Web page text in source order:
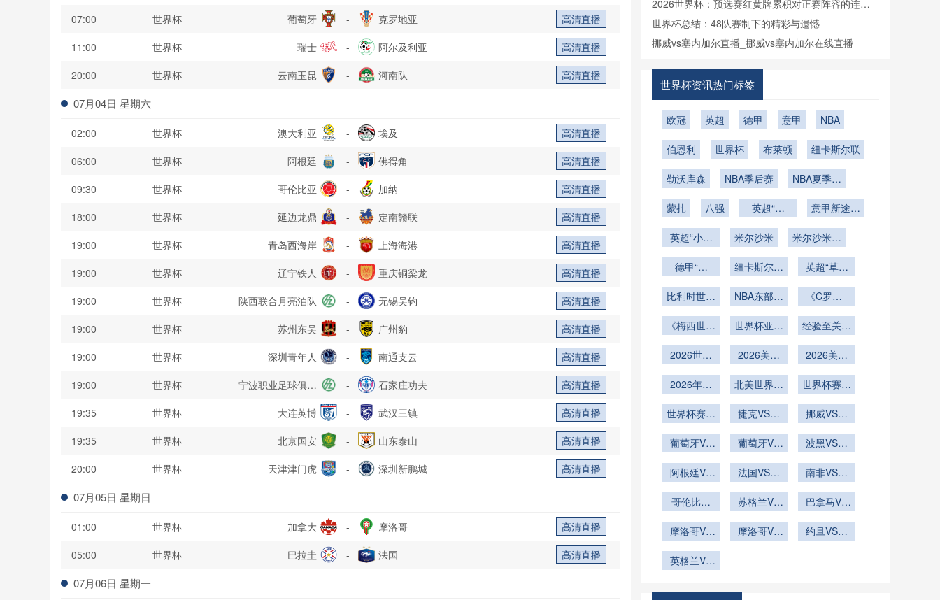
07:00
世界杯 葡萄牙 - 克罗地亚
高清直播
11:00
世界杯 瑞士 - 阿尔及利亚
高清直播
20:00
世界杯 云南玉昆 - 河南队 高清直播
07月04日 星期六
02:00 世界杯 澳大利亚 - 埃及
高清直播
06:00
世界杯 阿根廷 - 佛得角
高清直播
09:30
世界杯 哥伦比亚 - 加纳
高清直播
18:00
世界杯 延边龙鼎 - 定南赣联
高清直播
19:00
世界杯 青岛西海岸 - 上海海港
高清直播
19:00
世界杯 辽宁铁人 - 重庆铜梁龙
高清直播
19:00
世界杯 陕西联合月亮泊队 - 无锡吴钩
高清直播
19:00
世界杯 苏州东吴 - 广州豹
高清直播
19:00
世界杯 深圳青年人 - 南通支云
高清直播
19:00
世界杯
宁波职业足球俱乐
部
- 石家庄功夫
高清直播
19:35
世界杯 大连英博 - 武汉三镇
高清直播
19:35
世界杯 北京国安 - 山东泰山
高清直播
20:00
世界杯 天津津门虎 - 深圳新鹏城 高清直播
07月05日 星期日
01:00 世界杯 加拿大 - 摩洛哥
高清直播
05:00
世界杯 巴拉圭 - 法国 高清直播
07月06日 星期一
牙？》
2026世界杯：预选赛红黄牌累积对正赛阵容的连锁
影响深度解析
世界杯总结：48队赛制下的精彩与遗憾
挪威vs塞内加尔直播_挪威vs塞内加尔在线直播
世界杯资讯热门标签
欧冠 英超 德甲 意甲 NBA
伯恩利 世界杯 布莱顿 纽卡斯尔联
勒沃库森 NBA季后赛
NBA夏季联
蒙扎
八强
英超“海
翱翔曲
意甲新途上
英超“小海
大风浪
米尔沙米
米尔沙米的
德甲“黑
狂飙
纽卡斯尔联
英超“草根
逐光之旅
比利时世界
预测
NBA东部季
《C罗第6
杯！41
否刷新多项
录？》
《梅西世界
舞！39
否以冠军完
世界杯亚洲
定
经验至关重
2026世界
破门会否展
2026美加
馆VAR设备
2026美加
馆球网更换
款
2026年世
淘汰赛对阵
组第三分布
北美世界杯
术与球场广
迟测试
世界杯赛后
抓羊
世界杯赛后
抓兔
捷克VS墨
VS墨西哥
挪威VS塞
VS塞内加
葡萄牙VS
坦直播葡萄
别克斯坦在
葡萄牙VS
坦葡萄牙
克斯坦直播
波黑VS卡
黑VS卡塔
阿根廷VS
廷VS奥地
法国VS伊
国VS伊拉
南非VS韩
VS韩国在
哥伦比亚
播哥伦比亚
线直播
苏格兰VS
格兰VS巴
巴拿马VS
播巴拿马
摩洛哥VS
洛哥VS海
摩洛哥VS
约旦VS阿
英格兰VS
格兰VS加